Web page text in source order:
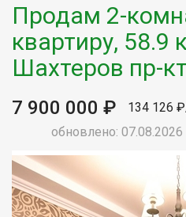
Продам 2-
квартиру, 58.9
Шахтеров пр-кт
7 900 000 ₽
134 126
обновлено: 07.08.2026